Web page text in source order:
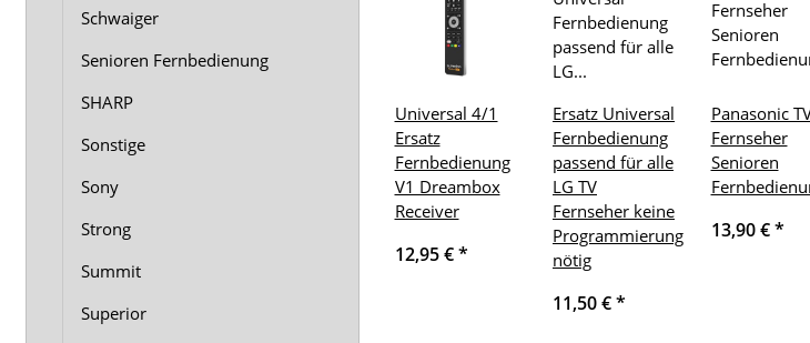
Universal 4/1
Ersatz
Fernbedienung
V1 Dreambox
Receiver
12,95 €*
Ersatz Universal
Fernbedienung
passend für alle
LG TV
Fernseher keine
Programmierung
nötig
11,50 €*
Panasonic
Fernseher
Senioren
13,90 €*
Schwaiger
Senioren Fernbedienung
SHARP
Sonstige
Sony
Strong
Summit
Superior